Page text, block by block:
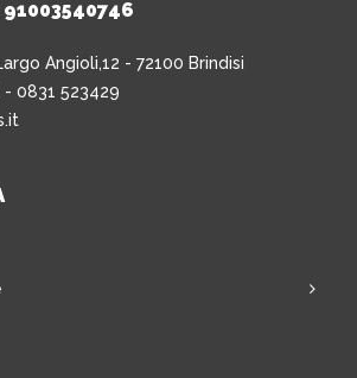
Angioli,12 - 72100 Brindisi
0831 523429